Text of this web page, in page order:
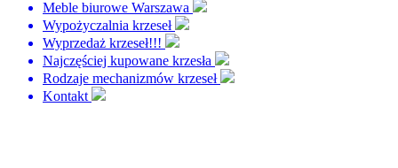
Meble biurowe Warszawa
Wypożyczalnia krzeseł
Wyprzedaż krzeseł!!!
Najczęściej kupowane krzesła
Rodzaje mechanizmów krzeseł
Kontakt